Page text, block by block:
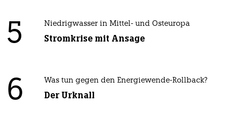
5 Niedrigwasser in Mittel- und Osteuropa
Stromkrise mit Ansage
6 Was tun gegen den Energiewende-Rollback?
Der Urknall